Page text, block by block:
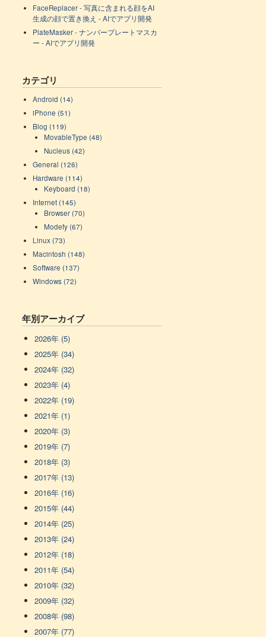
FaceReplacer - 写真に含まれる顔をAI
生成の顔で置き換え - AIでアプリ開発
PlateMasker - ナンバープレートマスカ
ー - AIでアプリ開発
カテゴリ
Android (14)
iPhone (51)
Blog (119)
MovableType (48)
Nucleus (42)
General (126)
Hardware (114)
Keyboard (18)
Internet (145)
Browser (70)
Modefy (67)
Linux (73)
Macintosh (148)
Software (137)
Windows (72)
年別アーカイブ
2026年 (5)
2025年 (34)
2024年 (32)
2023年 (4)
2022年 (19)
2021年 (1)
2020年 (3)
2019年 (7)
2018年 (3)
2017年 (13)
2016年 (16)
2015年 (44)
2014年 (25)
2013年 (24)
2012年 (18)
2011年 (54)
2010年 (32)
2009年 (32)
2008年 (98)
2007年 (77)